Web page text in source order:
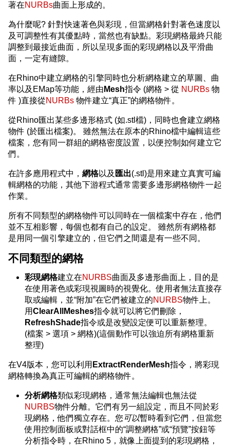
著在NURBs曲面上形成的。
為什麼呢? 針對快速著色與彩現，但當網格針對著色速度以
及可調整性有其優點時，當然也有缺點。彩現網格最終只能
調整到最接近曲面，所以呈現多面的彩現網格以及平滑曲
面，一定有縫隙。
在Rhino中建立網格的引擎同時也分析網格建立的草圖、曲
率以及EMap等功能，經由 Mesh指令 (網格 > 從 NURBs 物
件 )直接從NURBs 物件建立“真正”的網格物件。
從Rhino匯出某些多邊形格式 (如.stl檔)，同時也會建立網格
物件 (於匯出檔案)。 雖然無法在原本的Rhino檔中編輯這些
檔案，您有同一群組的網格密度設置，以便控制如何建立它
們。
在許多應用程式中， 網格以及 匯出(.stl)是用來建立真實可編
輯網格的功能，其他下游程式通常需要多邊形網格物件一起
作業。
所有不同類型的網格物件可以同時在一個檔案中存在，他們
並不互相影響，每個也都有自己的設定。 雖然所有網格都
是用同一個引擎建立的，但它們之間還是有一些不同。
不同類型的網格
彩現網格建立在NURBS曲面及多邊形曲面上，目的是
在使用著色或彩現視圖時的視覺化。使用者無法直接存
取或編輯，並“附加”在它們被建立的NURBS物件上。
用ClearAllMeshes指令就可以將它們刪除，
RefreshShade指令或是改變設定便可以重新整理。
(檔案 > 選項 > 網格)(這個動作可以強迫所有網格重新
整理)
在V4版本，您可以利用 ExtractRenderMesh指令，將彩現
網格轉換為真正可編輯的網格物件。
分析網格類似彩現網格，通常無法編輯也無法從
NURBS物件分離。它們有另一組設定，而且不同於彩
現網格，他們獨立存在。您 可以暫時看到它們，但當您
使用控制面板或對話框中的“調整網格”或“預覽”按鈕等
分析指令時，在Rhino 5，就像上面提到的彩現網格，